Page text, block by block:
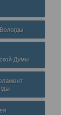
Думы